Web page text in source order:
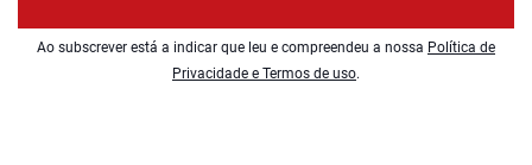
Ao subscrever está a indicar que leu e compreendeu a nossa Política de
Privacidade e Termos de uso.